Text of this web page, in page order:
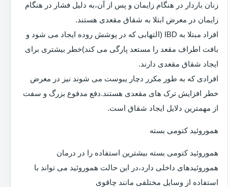
زنان باردار در هنگام زایمان و پس از آن،به دلیل فشار در هنگام
زایمان در معرض ابتلا به شقاق مقعدی هستند.
افراد مبتلا به IBD (التهابی که در پوشش روده ایجاد می شود و
بافت اطراف مقعد را مستعد پارگی می کند)خطر بیشتری برای
ایجاد شقاق مقعدی دارند.
افرادی که به طور مکرر دچار یبوست می شوند نیز در معرض
خطر افزایش ترک های مقعدی هستند.دفع مدفوع بزرگ و سفت
از مهمترین دلایل ایجاد شقاق است.
هموروئید کتومی بسته
هموروئید کتومی بسته بیشترین استفاده را در درمان
هموروئیدهای داخلی دارد،در این حالت هموروئید می تواند با
استفاده از وسایل مختلفی مانند چاقوی